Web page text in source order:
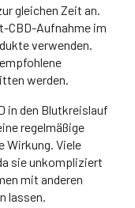
gleichen Zeit an.
CBD-Aufnahme im
verwenden.
werden.
in den Blutkreislauf
regelmäßige
Wirkung. Viele
sie unkompliziert
mit anderen
lassen.